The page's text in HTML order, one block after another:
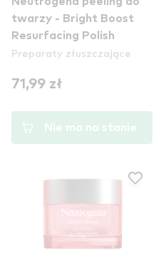
twarzy - Bright Boost
Resurfacing Polish
Preparaty złuszczające
71,99 zł
Nie ma na stanie